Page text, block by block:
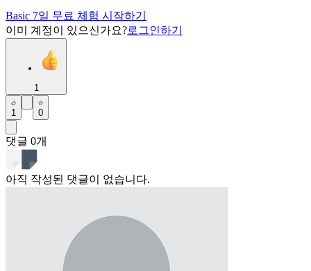
Basic 7일 무료 체험 시작하기
이미 계정이 있으신가요?로그인하기
1
1 0
댓글 0개
아직 작성된 댓글이 없습니다.